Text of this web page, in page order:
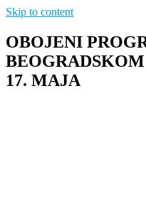
Skip to content
OBOJENI
17. MAJA